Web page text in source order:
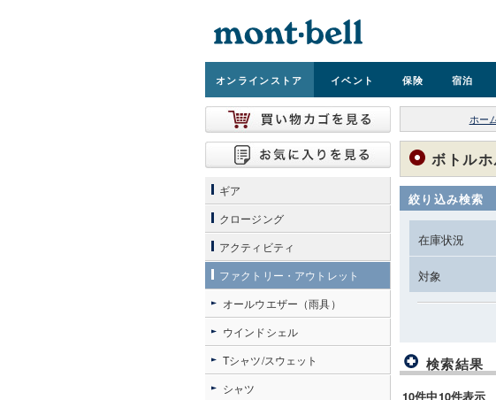
オンラインストア イベント 保険 宿泊
ホー
ボトル
絞り込み検索
在庫状況
対象
検索結果
10件中10件表示
ギア
クロージング
アクティビティ
ファクトリー・アウトレット
オールウエザー（雨具）
ウインドシェル
Tシャツ/スウェット
シャツ